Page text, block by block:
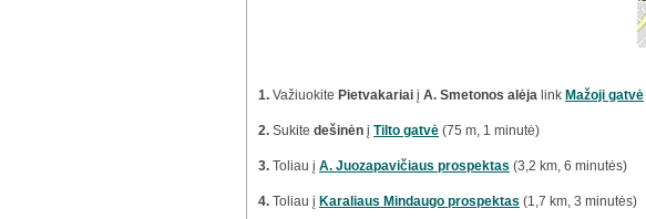
1. Važiuokite Pietvakariai į A. Smetonos alėja link Mažoji gatvė
2. Sukite dešinėn į Tilto gatvė (75 m, 1 minutė)
3. Toliau į A. Juozapavičiaus prospektas (3,2 km, 6 minutės)
4. Toliau į Karaliaus Mindaugo prospektas (1,7 km, 3 minutės)